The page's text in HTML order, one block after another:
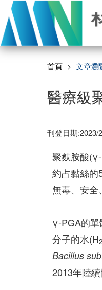
首頁 文章瀏
醫療級
刊登日期:2023/
聚麩胺酸
約占黏絲的
無毒、安全
γ-PGA的
分子的水(H2
Bacillus
2013年陸